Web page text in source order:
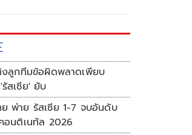
งลูกทีมข้อผิดพลาดเพียบ
สเซีย' ยับ
พ่าย รัสเซีย 1-7 จบอันดับ
อนติเนทัล 2026